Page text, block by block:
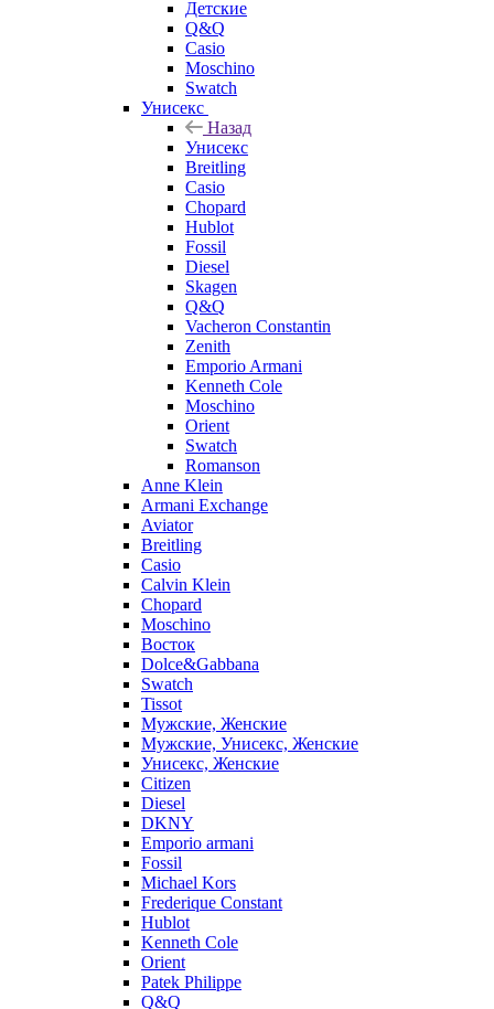
Детские
Q&Q
Casio
Moschino
Swatch
Унисекс
Назад
Унисекс
Breitling
Casio
Chopard
Hublot
Fossil
Diesel
Skagen
Q&Q
Vacheron Constantin
Zenith
Emporio Armani
Kenneth Cole
Moschino
Orient
Swatch
Romanson
Anne Klein
Armani Exchange
Aviator
Breitling
Casio
Calvin Klein
Chopard
Moschino
Восток
Dolce&Gabbana
Swatch
Tissot
Мужские, Женские
Мужские, Унисекс, Женские
Унисекс, Женские
Citizen
Diesel
DKNY
Emporio armani
Fossil
Michael Kors
Frederique Constant
Hublot
Kenneth Cole
Orient
Patek Philippe
Q&Q